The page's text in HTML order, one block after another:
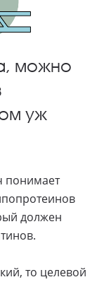
можно
уж
понимает
должен
то целевой